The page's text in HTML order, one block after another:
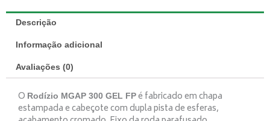
Descrição
Informação adicional
Avaliações (0)
O Rodízio MGAP 300 GEL FP é fabricado em chapa
estampada e cabeçote com dupla pista de esferas,